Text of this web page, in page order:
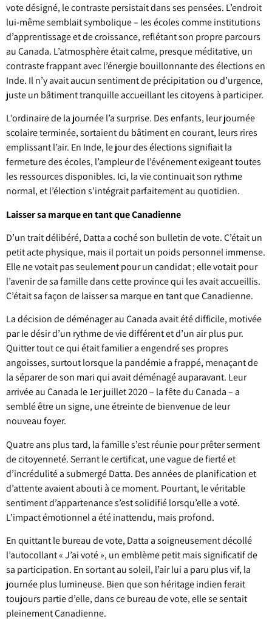
vote désigné, le contraste persistait dans ses pensées. L’endroit
lui-même semblait symbolique – les écoles comme institutions
d’apprentissage et de croissance, reflétant son propre parcours
au Canada. L’atmosphère était calme, presque méditative, un
contraste frappant avec l’énergie bouillonnante des élections en
Inde. Il n’y avait aucun sentiment de précipitation ou d’urgence,
juste un bâtiment tranquille accueillant les citoyens à participer.
L’ordinaire de la journée l’a surprise. Des enfants, leur journée
scolaire terminée, sortaient du bâtiment en courant, leurs rires
emplissant l’air. En Inde, le jour des élections signifiait la
fermeture des écoles, l’ampleur de l’événement exigeant toutes
les ressources disponibles. Ici, la vie continuait son rythme
normal, et l’élection s’intégrait parfaitement au quotidien.
Laisser sa marque en tant que Canadienne
D’un trait délibéré, Datta a coché son bulletin de vote. C’était un
petit acte physique, mais il portait un poids personnel immense.
Elle ne votait pas seulement pour un candidat ; elle votait pour
l’avenir de sa famille dans cette province qui les avait accueillis.
C’était sa façon de laisser sa marque en tant que Canadienne.
La décision de déménager au Canada avait été difficile, motivée
par le désir d’un rythme de vie différent et d’un air plus pur.
Quitter tout ce qui était familier a engendré ses propres
angoisses, surtout lorsque la pandémie a frappé, menaçant de
la séparer de son mari qui avait déménagé auparavant. Leur
arrivée au Canada le 1er juillet 2020 – la fête du Canada – a
semblé être un signe, une étreinte de bienvenue de leur
nouveau foyer.
Quatre ans plus tard, la famille s’est réunie pour prêter serment
de citoyenneté. Serrant le certificat, une vague de fierté et
d’incrédulité a submergé Datta. Des années de planification et
d’attente avaient abouti à ce moment. Pourtant, le véritable
sentiment d’appartenance s’est solidifié lorsqu’elle a voté.
L’impact émotionnel a été inattendu, mais profond.
En quittant le bureau de vote, Datta a soigneusement décollé
l’autocollant « J’ai voté », un emblème petit mais significatif de
sa participation. En sortant au soleil, l’air lui a paru plus vif, la
journée plus lumineuse. Bien que son héritage indien ferait
toujours partie d’elle, dans ce bureau de vote, elle se sentait
pleinement Canadienne.